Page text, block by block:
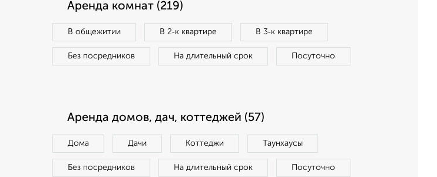
Аренда комнат (219)
В общежитии В 2‑к квартире В 3‑к квартире
Без посредников На длительный срок Посуточно
Аренда домов, дач, коттеджей (57)
Дома Дачи Коттеджи Таунхаусы
Без посредников На длительный срок Посуточно